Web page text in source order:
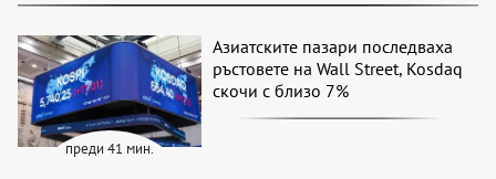
преди 41 мин.
Азиатските пазари последваха
ръстовете на Wall Street, Kosdaq
скочи с близо 7%